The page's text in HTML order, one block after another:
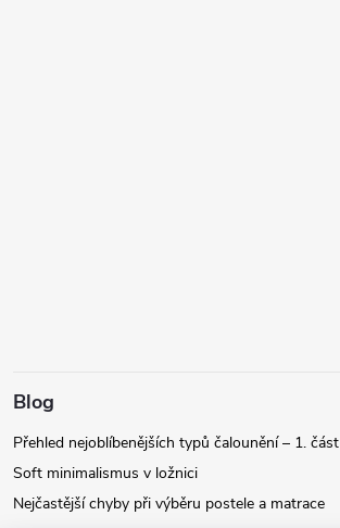
Blog
Přehled nejoblíbenějších typů čalounění – 1. část
Soft minimalismus v ložnici
Nejčastější chyby při výběru postele a matrace